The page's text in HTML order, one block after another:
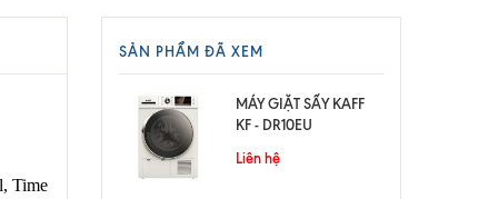
Time
SẢN PHẨM ĐÃ XEM
MÁY GIẶT SẤY KAFF
KF - DR10EU
Liên hệ